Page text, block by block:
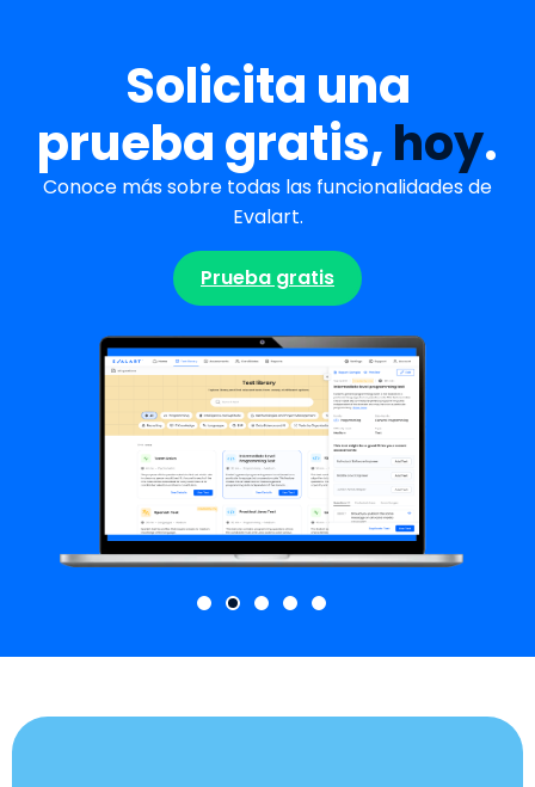
Solicita una
prueba gratis,hoy.
Conoce más sobre todas las funcionalidades de
Evalart.
Prueba gratis